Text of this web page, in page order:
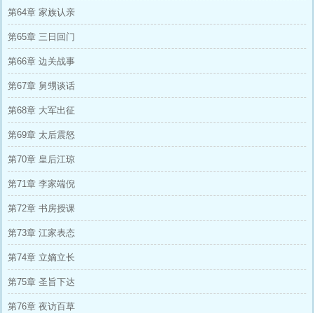
第64章 家族认亲
第65章 三日回门
第66章 边关战事
第67章 舅甥谈话
第68章 大军出征
第69章 太后震怒
第70章 皇后江琼
第71章 李家端倪
第72章 书房授课
第73章 江家表态
第74章 立嫡立长
第75章 圣旨下达
第76章 夜访百草